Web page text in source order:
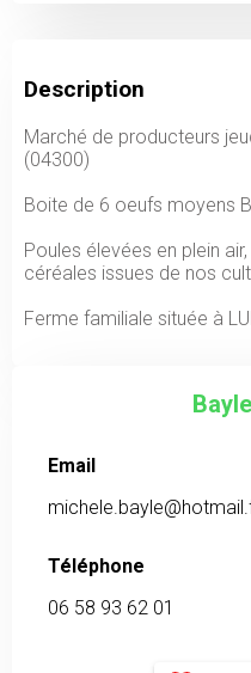
Description
Marché de producteurs
(04300)
Boite de 6 oeufs moyens
Poules élevées en plein
céréales issues de nos
Ferme familiale située à
Email
Téléphone
06 58 93 62 01